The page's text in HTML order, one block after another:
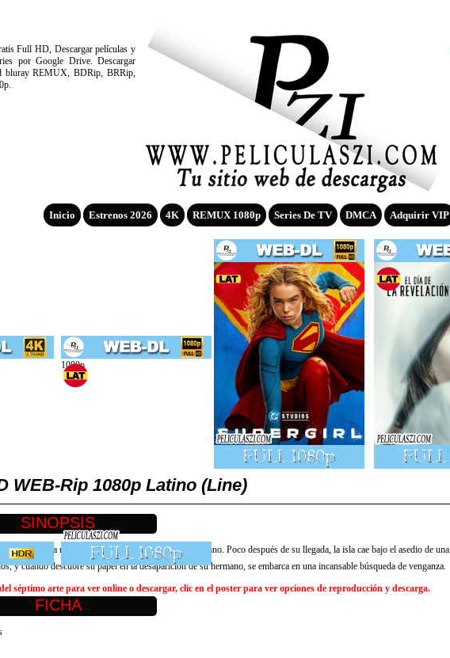
Full HD, Descargar películas y
por Google Drive. Descargar
bluray REMUX, BDRip, BRRip,
Inicio Estrenos 2026 4K REMUX 1080p Series De TV DMCA Adquirir VIP
WEB-Rip 1080p Latino (Line)
a una isla remota después de la muerte de su hermano. Poco después de su llegada, la isla cae bajo el asedio de una
y cuando descubre su papel en la desaparición de su hermano, se embarca en una incansable búsqueda de venganza.
séptimo arte para ver online o descargar, clic en el poster para ver opciones de reproducción y descarga.